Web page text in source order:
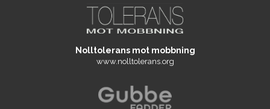
Nolltolerans mot mobbning
www.nolltolerans.org